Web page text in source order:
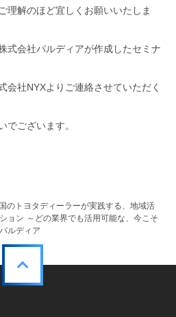
解のほど宜しくお願いいたしま
式会社パルディアが作成したセミナ
社NYXよりご連絡させていただく
ございます。
のトヨタディーラーが実践する、地域活
ョン ～どの業界でも活用可能な、今こそ
ルディア